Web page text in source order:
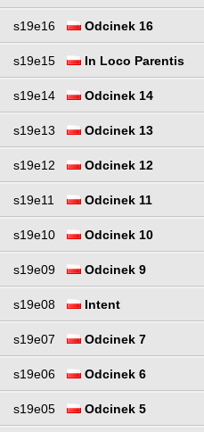
s19e16 Odcinek 16
s19e15 In Loco Parentis
s19e14 Odcinek 14
s19e13 Odcinek 13
s19e12 Odcinek 12
s19e11 Odcinek 11
s19e10 Odcinek 10
s19e09 Odcinek 9
s19e08 Intent
s19e07 Odcinek 7
s19e06 Odcinek 6
s19e05 Odcinek 5